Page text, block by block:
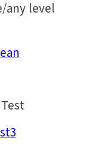
any level